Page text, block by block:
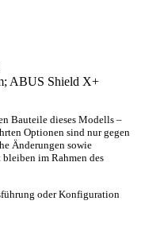
ABUS Shield X+
Bauteile dieses Modells –
Optionen sind nur gegen
Änderungen sowie
im Rahmen des
oder Konfiguration